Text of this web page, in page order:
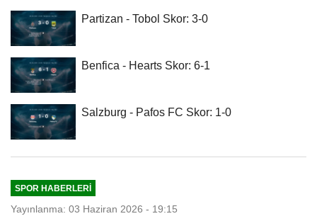
Partizan - Tobol Skor: 3-0
Benfica - Hearts Skor: 6-1
Salzburg - Pafos FC Skor: 1-0
SPOR HABERLERI
Yayınlanma: 03 Haziran 2026 - 19:15